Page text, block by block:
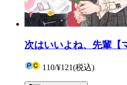
次はいいよね、先輩【
110/¥121(税込)